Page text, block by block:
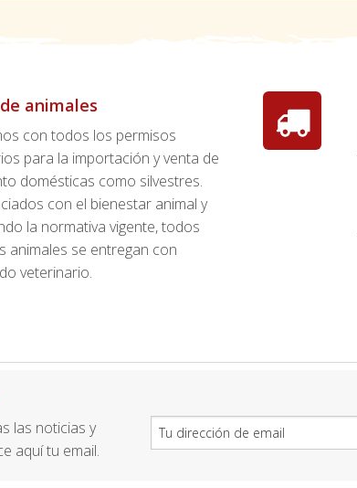
animales
con todos los permisos
para la importación y venta de
domésticas como silvestres.
con el bienestar animal y
la normativa vigente, todos
animales se entregan con
veterinario.
las noticias y
aquí tu email.